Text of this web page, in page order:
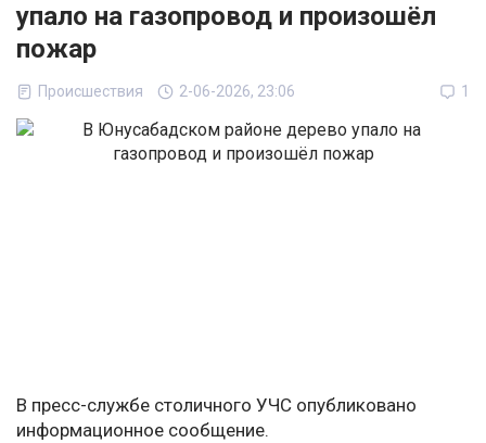
упало на газопровод и произошёл
пожар
Происшествия 2-06-2026, 23:06 1
В пресс-службе столичного УЧС опубликовано
информационное сообщение.